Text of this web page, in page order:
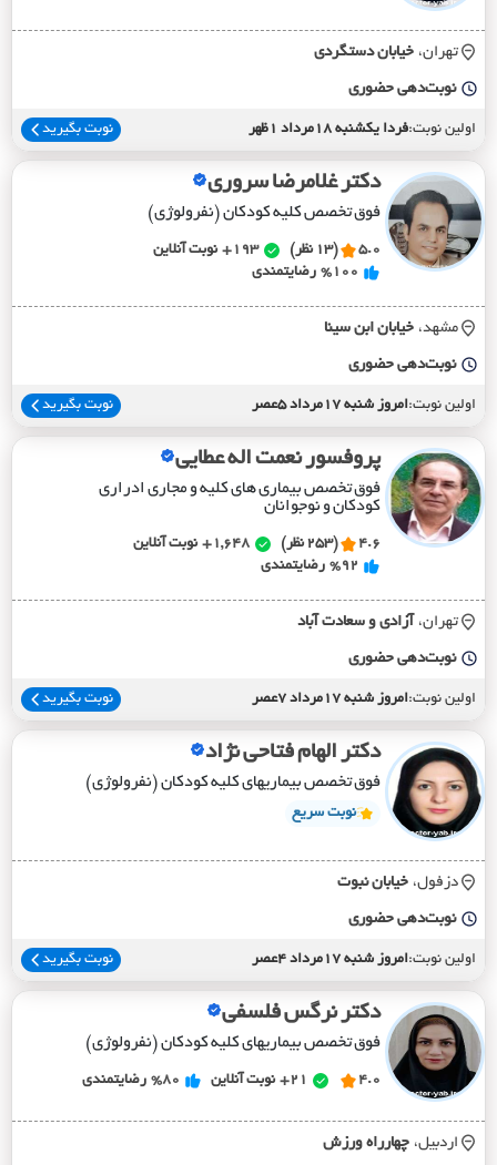
تهران، خيابان دستگردي
نوبت‌دهی حضوری
اولین نوبت:فردا یکشنبه 18مرداد 1ظهر نوبت بگیرید
دکتر غلامرضا سروری
فوق تخصص کلیه کودکان (نفرولوژی)
5.0 (13 نظر) 193+
نوبت آنلاین
%100 رضایتمندی
مشهد، خيابان ابن سينا
نوبت‌دهی حضوری
اولین نوبت:امروز شنبه 17مرداد 5عصر نوبت بگیرید
پروفسور نعمت اله عطایی
فوق تخصص بیماری های کلیه و مجاری ادراری
کودکان و نوجوانان
4.6 (253 نظر) 1,648+
نوبت آنلاین
%92 رضایتمندی
تهران، آزادي و سعادت آباد
نوبت‌دهی حضوری
اولین نوبت:امروز شنبه 17مرداد 7عصر نوبت بگیرید
دکتر الهام فتاحی نژاد
فوق تخصص بیماریهای کلیه کودکان (نفرولوژی)
نوبت سریع
دزفول، خيابان نبوت
نوبت‌دهی حضوری
اولین نوبت:امروز شنبه 17مرداد 4عصر نوبت بگیرید
دکتر نرگس فلسفی
فوق تخصص بیماریهای کلیه کودکان (نفرولوژی)
4.0
21+ نوبت آنلاین %80 رضایتمندی
اردبیل، چهارراه ورزش